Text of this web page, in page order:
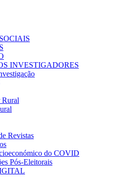
INVESTIGADORES
Rural
Revistas
do COVID
Pós-Eleitorais